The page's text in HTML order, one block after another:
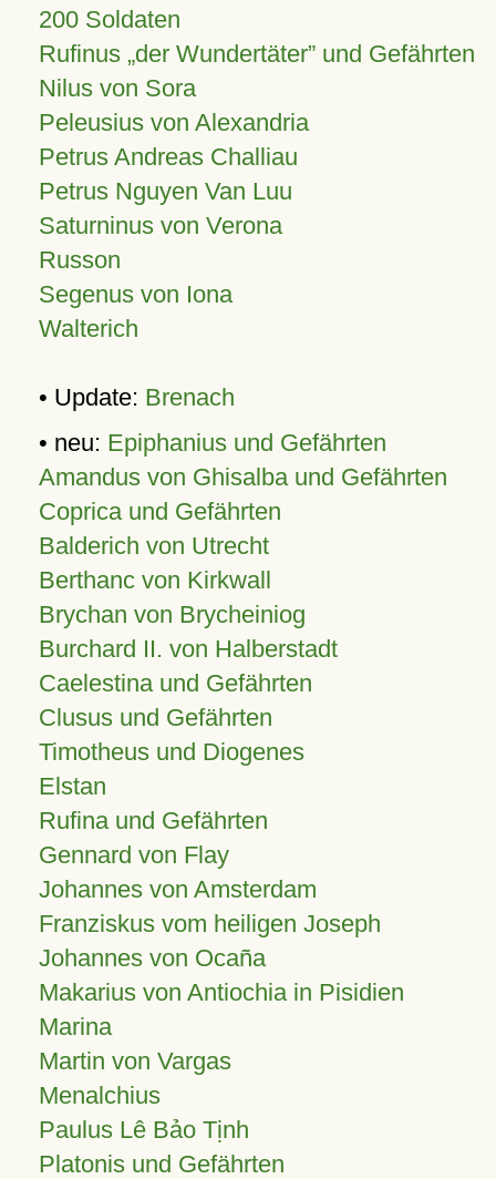
200 Soldaten
Rufinus „der Wundertäter” und Gefährten
Nilus von Sora
Peleusius von Alexandria
Petrus Andreas Challiau
Petrus Nguyen Van Luu
Saturninus von Verona
Russon
Segenus von Iona
Walterich
• Update: Brenach
• neu: Epiphanius und Gefährten
Amandus von Ghisalba und Gefährten
Coprica und Gefährten
Balderich von Utrecht
Berthanc von Kirkwall
Brychan von Brycheiniog
Burchard II. von Halberstadt
Caelestina und Gefährten
Clusus und Gefährten
Timotheus und Diogenes
Elstan
Rufina und Gefährten
Gennard von Flay
Johannes von Amsterdam
Franziskus vom heiligen Joseph
Johannes von Ocaña
Makarius von Antiochia in Pisidien
Marina
Martin von Vargas
Menalchius
Paulus Lê Bảo Tịnh
Platonis und Gefährten